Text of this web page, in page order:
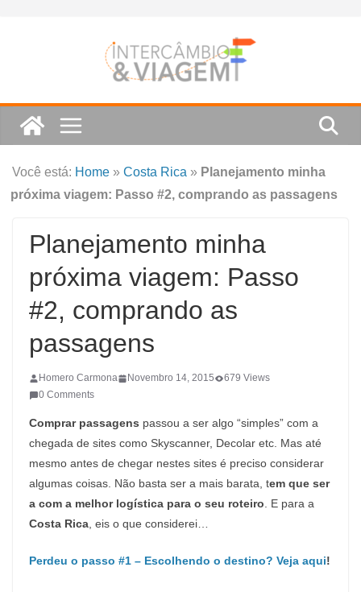
Você está: Home »Costa Rica » Planejamento minha
próxima viagem: Passo #2, comprando as passagens
Planejamento minha
próxima viagem: Passo
#2, comprando as
passagens
Homero Carmona Novembro 14, 2015
679 Views
0 Comments
Comprar passagens passou a ser algo “simples” com a
chegada de sites como Skyscanner, Decolar etc. Mas até
mesmo antes de chegar nestes sites é preciso considerar
algumas coisas. Não basta ser a mais barata, tem que ser
a com a melhor logística para o seu roteiro . E para a
Costa Rica , eis o que considerei…
Perdeu o passo #1 – Escolhendo o destino? Veja aqui!